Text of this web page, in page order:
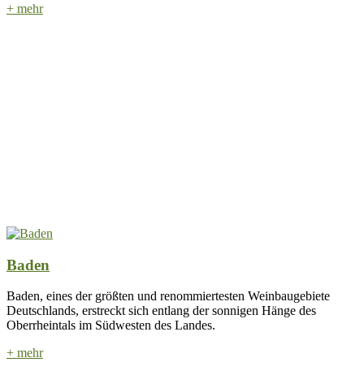
+ mehr
Baden
Baden, eines der größten und renommiertesten Weinbaugebiete
Deutschlands, erstreckt sich entlang der sonnigen Hänge des
Oberrheintals im Südwesten des Landes.
+ mehr